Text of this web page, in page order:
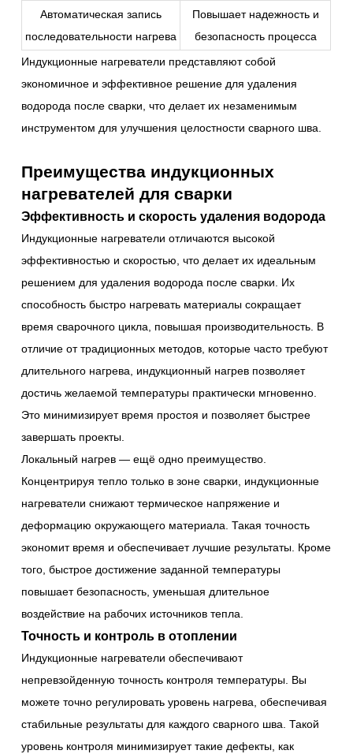
Автоматическая запись
последовательности нагрева
Повышает надежность и
безопасность процесса
Индукционные нагреватели представляют собой
экономичное и эффективное решение для удаления
водорода после сварки, что делает их незаменимым
инструментом для улучшения целостности сварного шва.
Преимущества индукционных
нагревателей для сварки
Эффективность и скорость удаления водорода
Индукционные нагреватели отличаются высокой
эффективностью и скоростью, что делает их идеальным
решением для удаления водорода после сварки. Их
способность быстро нагревать материалы сокращает
время сварочного цикла, повышая производительность. В
отличие от традиционных методов, которые часто требуют
длительного нагрева, индукционный нагрев позволяет
достичь желаемой температуры практически мгновенно.
Это минимизирует время простоя и позволяет быстрее
завершать проекты.
Локальный нагрев — ещё одно преимущество.
Концентрируя тепло только в зоне сварки, индукционные
нагреватели снижают термическое напряжение и
деформацию окружающего материала. Такая точность
экономит время и обеспечивает лучшие результаты. Кроме
того, быстрое достижение заданной температуры
повышает безопасность, уменьшая длительное
воздействие на рабочих источников тепла.
Точность и контроль в отоплении
Индукционные нагреватели обеспечивают
непревзойденную точность контроля температуры. Вы
можете точно регулировать уровень нагрева, обеспечивая
стабильные результаты для каждого сварного шва. Такой
уровень контроля минимизирует такие дефекты, как